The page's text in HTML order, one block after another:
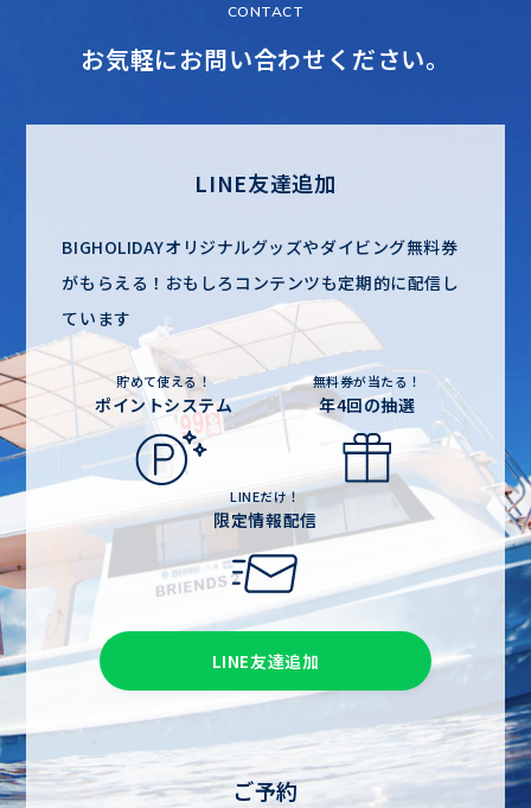
CONTACT
お気軽にお問い合わせください。
LINE友達追加
BIGHOLIDAYオリジナルグッズやダイビング無料券
がもらえる！ おもしろコンテンツも定期的に配信し
ています
貯めて使える！
ポイントシステム
無料券が当たる！
年4回の抽選
LINEだけ！
限定情報配信
LINE友達追加
ご予約